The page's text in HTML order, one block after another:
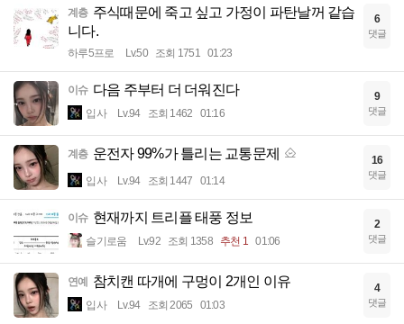
계층 주식때문에 죽고 싶고 가정이 파탄날꺼 같습
니다.
하루5프로 Lv.50 조회 1751 01:23
6
댓글
이슈 다음 주부터 더 더워진다
입사 Lv.94 조회 1462 01:16
9
댓글
계층 운전자 99%가 틀리는 교통문제
입사 Lv.94 조회 1447 01:14
16
댓글
이슈 현재까지 트리플 태풍 정보
슬기로움 Lv.92 조회 1358 추천 1 01:06
2
댓글
연예 참치캔 따개에 구멍이 2개인 이유
입사 Lv.94 조회 2065 01:03
4
댓글